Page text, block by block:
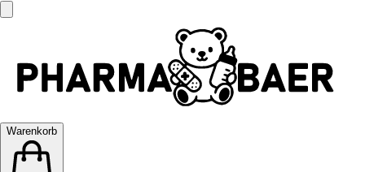
Warenkorb